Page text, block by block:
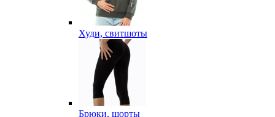
Худи, свитшоты
Брюки, шорты